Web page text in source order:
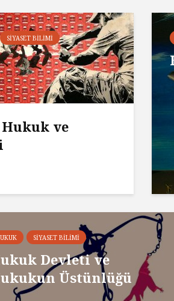
SIYASET BILIMI
ve
SIYASET BILIMI
Devleti ve
Üstünlüğü